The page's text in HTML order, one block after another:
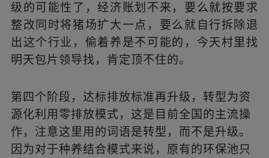
级的可能性了，经济账划不来，要么就按要求
整改同时将猪场扩大一点，要么就自行拆除退
出这个行业，偷着养是不可能的，今天村里找
明天包片领导找，肯定顶不住的。
第四个阶段，达标排放标准再升级，转型为资
源化利用零排放模式，这是目前全国的主流操
作， 注意这里用的词语是转型，而不是升级。
因为对于种养结合模式来说，原有的环保池只